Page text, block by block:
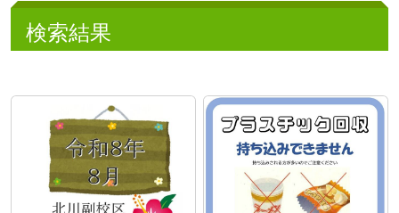
検索結果